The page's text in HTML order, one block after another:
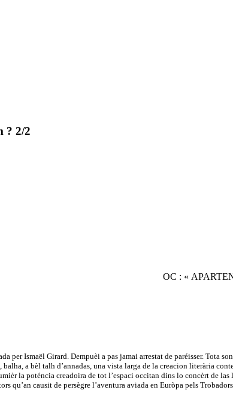
? 2/2
OC : «
per Ismaël Girard. Dempuèi a pas jamai arrestat de paréisser. Tota
balha, a bèl talh d’annadas, una vista larga de la creacion literària
la poténcia creadoira de tot l’espaci occitan dins lo concèrt de
qu’an causit de persègre l’aventura aviada en Euròpa pels